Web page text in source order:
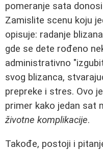
pomeranje sata
Zamislite scenu koju
opisuje: radanje
gde se dete rođeno
administrativno
svog blizanca,
prepreke i stres. Ovo
primer kako jedan sat
životne komplikacije.
Takođe, postoji i